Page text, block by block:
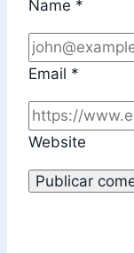
Name *
Email *
Website